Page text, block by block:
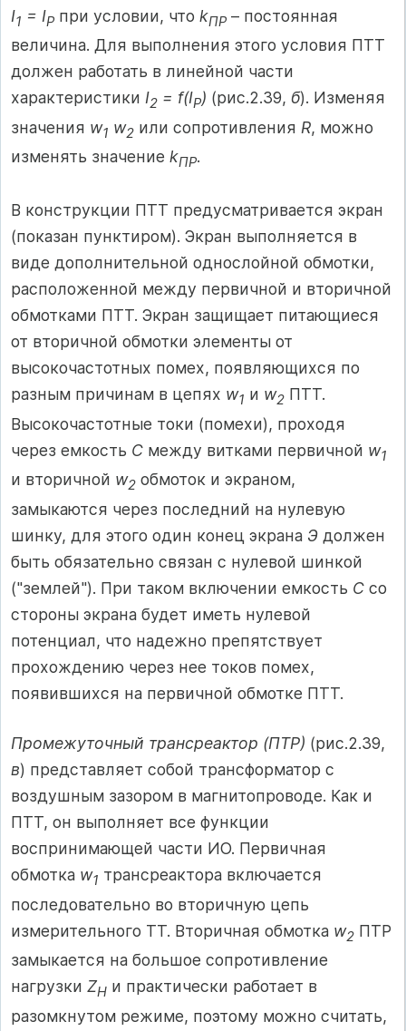
I1 = IP при условии, что kПР – постоянная
величина. Для выполнения этого условия ПТТ
должен работать в линейной части
характеристики I2 = f(IP) (рис.2.39, б). Изменяя
значения w1 w2 или сопротивления R, можно
изменять значение kПР.
В конструкции ПТТ предусматривается экран
(показан пунктиром). Экран выполняется в
виде дополнительной однослойной обмотки,
расположенной между первичной и вторичной
обмотками ПТТ. Экран защищает питающиеся
от вторичной обмотки элементы от
высокочастотных помех, появляющихся по
разным причинам в цепях w1 и w2 ПТТ.
Высокочастотные токи (помехи), проходя
через емкость С между витками первичной w1
и вторичной w2 обмоток и экраном,
замыкаются через последний на нулевую
шинку, для этого один конец экрана Э должен
быть обязательно связан с нулевой шинкой
("землей"). При таком включении емкость С со
стороны экрана будет иметь нулевой
потенциал, что надежно препятствует
прохождению через нее токов помех,
появившихся на первичной обмотке ПТТ.
Промежуточный трансреактор (ПТР) (рис.2.39,
в) представляет собой трансформатор с
воздушным зазором в магнитопроводе. Как и
ПТТ, он выполняет все функции
воспринимающей части ИО. Первичная
обмотка w1 трансреактора включается
последовательно во вторичную цепь
измерительного ТТ. Вторичная обмотка w2 ПТР
замыкается на большое сопротивление
нагрузки ZH и практически работает в
разомкнутом режиме, поэтому можно считать,